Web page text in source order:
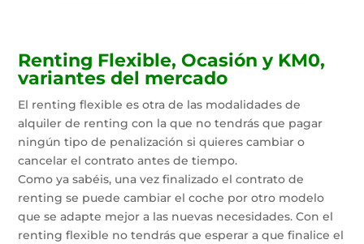
Renting Flexible, Ocasión y KM0,
variantes del mercado
El renting flexible es otra de las modalidades de
alquiler de renting con la que no tendrás que pagar
ningún tipo de penalización si quieres cambiar o
cancelar el contrato antes de tiempo.
Como ya sabéis, una vez finalizado el contrato de
renting se puede cambiar el coche por otro modelo
que se adapte mejor a las nuevas necesidades. Con el
renting flexible no tendrás que esperar a que finalice el